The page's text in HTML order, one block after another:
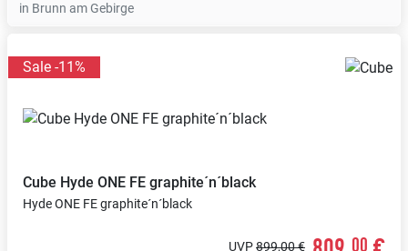
in Brunn am Gebirge
Sale -11%
Cube Hyde ONE FE graphite´n´black
Hyde ONE FE graphite´n´black
UVP899,00 € 00